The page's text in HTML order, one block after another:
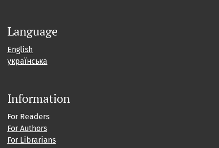
Language
English
українська
Information
For Readers
For Authors
For Librarians